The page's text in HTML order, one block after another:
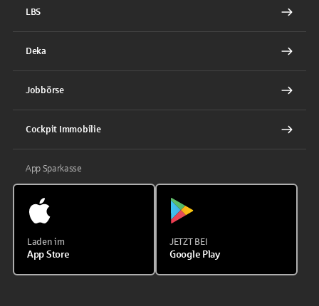
LBS
Deka
Jobbörse
Cockpit Immobilie
App Sparkasse
Laden im
App Store
JETZT BEI
Google Play